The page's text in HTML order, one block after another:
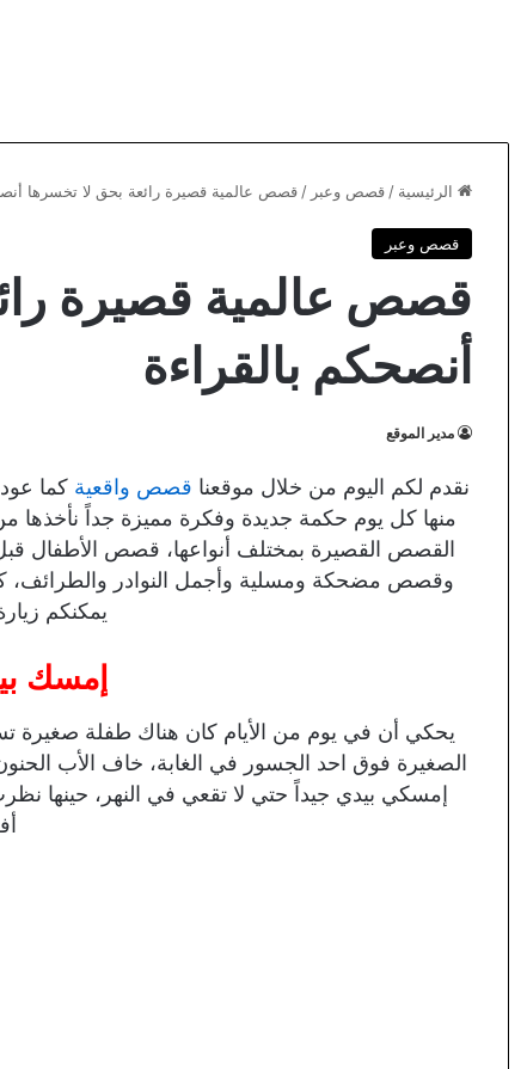
الرئيسية / قصص وعبر / قصص عالمية قصيرة رائعة بحق لا تخسرها
قصص وعبر
قصص عالمية قصيرة
أنصحكم بالقراءة
مدير الموقع
نقدم لكم اليوم من خلال موقعنا قصص واقعية كما
منها كل يوم حكمة جديدة وفكرة مميزة جداً نأخذها من
القصص القصيرة بمختلف أنواعها، قصص الأطفال
وقصص مضحكة ومسلية وأجمل النوادر والطرائف،
يمكنكم
إمسك
يحكي أن في يوم من الأيام كان هناك طفلة صغيرة
الصغيرة فوق احد الجسور في الغابة، خاف الأب
إمسكي بيدي جيداً حتي لا تقعي في النهر، حينها